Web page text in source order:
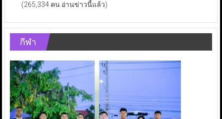
(265,334 คน อ่านข่าวนี้แล้ว)
กีฬา